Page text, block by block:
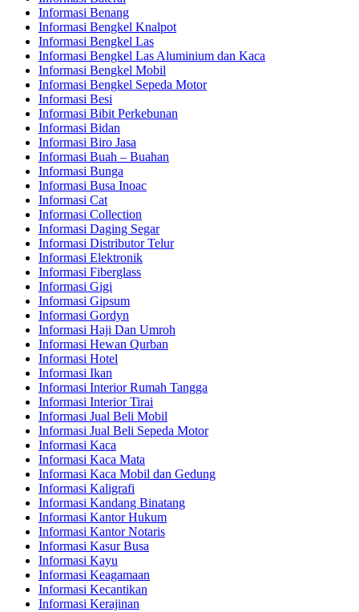
Informasi Benang
Informasi Bengkel Knalpot
Informasi Bengkel Las
Informasi Bengkel Las Aluminium dan Kaca
Informasi Bengkel Mobil
Informasi Bengkel Sepeda Motor
Informasi Besi
Informasi Bibit Perkebunan
Informasi Bidan
Informasi Biro Jasa
Informasi Buah – Buahan
Informasi Bunga
Informasi Busa Inoac
Informasi Cat
Informasi Collection
Informasi Daging Segar
Informasi Distributor Telur
Informasi Elektronik
Informasi Fiberglass
Informasi Gigi
Informasi Gipsum
Informasi Gordyn
Informasi Haji Dan Umroh
Informasi Hewan Qurban
Informasi Hotel
Informasi Ikan
Informasi Interior Rumah Tangga
Informasi Interior Tirai
Informasi Jual Beli Mobil
Informasi Jual Beli Sepeda Motor
Informasi Kaca
Informasi Kaca Mata
Informasi Kaca Mobil dan Gedung
Informasi Kaligrafi
Informasi Kandang Binatang
Informasi Kantor Hukum
Informasi Kantor Notaris
Informasi Kasur Busa
Informasi Kayu
Informasi Keagamaan
Informasi Kecantikan
Informasi Kerajinan